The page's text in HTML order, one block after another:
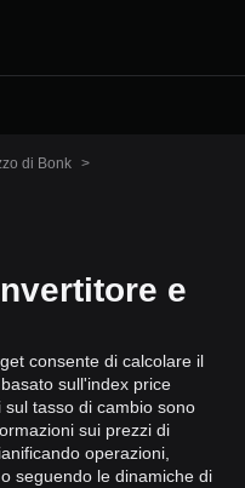
di Bonk >
e
consente di calcolare il
sull'index price
tasso di cambio sono
sui prezzi di
operazioni,
seguendo le dinamiche di